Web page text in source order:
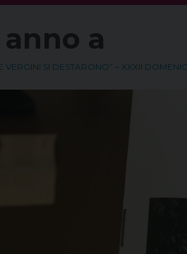
a
VERGINI SI DESTARONO” – XXXII